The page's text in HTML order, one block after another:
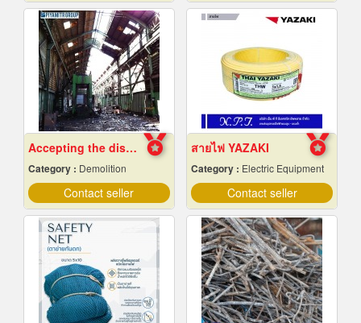
Accepting the dismantling of steel structures
Category : Demolition
Contact seller
สายไฟ YAZAKI
Category : Electric Equipment
Contact seller